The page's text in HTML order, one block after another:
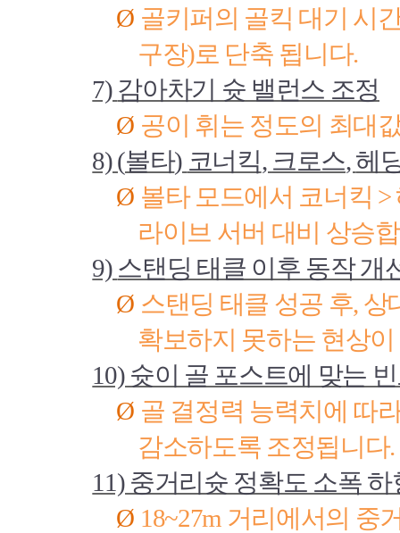
Ø 골키퍼의 골킥 대기 시
구장)로 단축 됩니다.
7) 감아차기 슛 밸런스 조정
Ø 공이 휘는 정도의 최대
8) (볼타) 코너킥, 크로스,헤
Ø 볼타 모드에서 코너킥 >
라이브 서버 대비 상승
9) 스탠딩 태클 이후 동작 개
Ø 스탠딩 태클 성공 후, 상
확보하지 못하는 현상
10) 슛이 골 포스트에 맞는
Ø 골 결정력 능력치에 따
감소하도록 조정됩니다.
11) 중거리슛 정확도 소폭 하
Ø 18~27m 거리에서의 중